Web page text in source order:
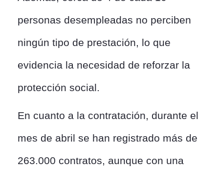
personas desempleadas no perciben
ningún tipo de prestación, lo que
evidencia la necesidad de reforzar la
protección social.
En cuanto a la contratación, durante el
mes de abril se han registrado más de
263.000 contratos, aunque con una